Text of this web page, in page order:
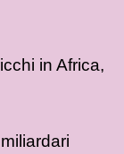
in Africa,